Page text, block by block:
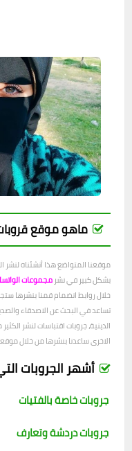
ماهو موقع قروبات
موقعنا المتواضع هذا أنشئناه لنشر
بشكل كبير في نشرمجموعات
خلال روابط انضمام قمنا بنشرها
تساعد في البحث عن الاصدقاء
الدينية، جروبات اقتباسات لنشر
الاخرى ساعدنا بنشرها من خلال
أشهر الجروبات
جروبات خاصة بالفتيات
جروبات دردشة وتعارف